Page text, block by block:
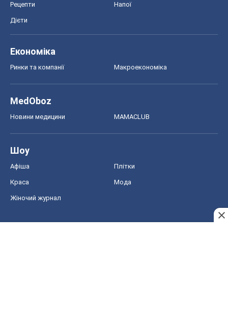
Рецепти Напої
Дієти
Економіка
Ринки та компанії Макроекономіка
MedOboz
Новини медицини MAMACLUB
Шоу
Афіша Плітки
Краса Мода
Жіночий журнал